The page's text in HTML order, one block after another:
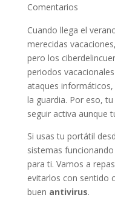
Comentarios
Cuando llega el
merecidas
pero los
periodos
ataques
la guardia. Por eso, tu
seguir activa aunque
Si usas tu portátil
sistemas
para ti. Vamos a
evitarlos con sentido
buen antivirus.